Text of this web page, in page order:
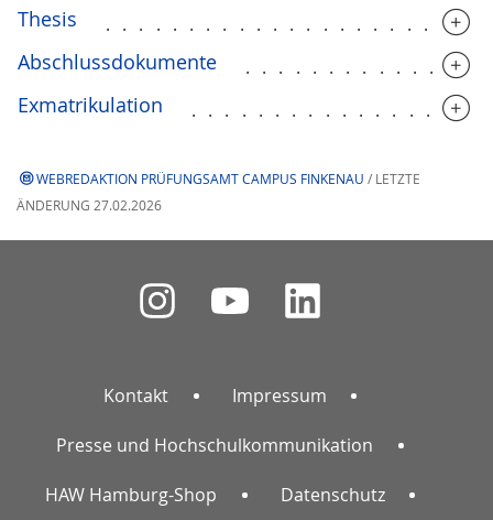
Thesis
Abschlussdokumente
Exmatrikulation
WEBREDAKTION PRÜFUNGSAMT CAMPUS FINKENAU / LETZTE
ÄNDERUNG 27.02.2026
Kontakt Impressum
Presse und Hochschulkommunikation
HAW Hamburg-Shop Datenschutz